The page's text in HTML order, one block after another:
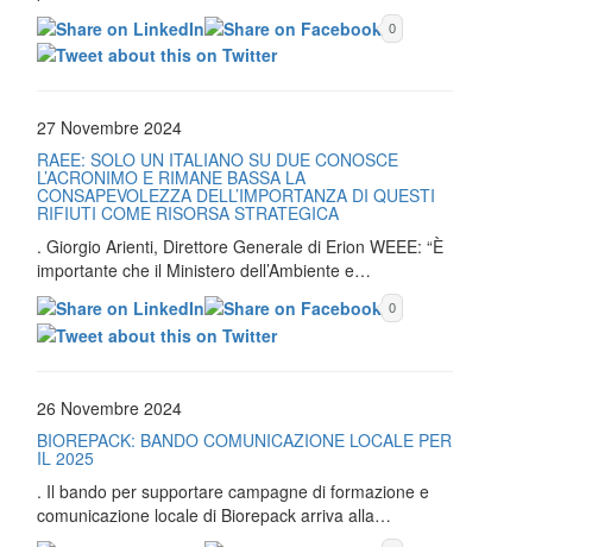
0
27 Novembre 2024
RAEE: SOLO UN ITALIANO SU DUE CONOSCE
L’ACRONIMO E RIMANE BASSA LA
CONSAPEVOLEZZA DELL’IMPORTANZA DI QUESTI
RIFIUTI COME RISORSA STRATEGICA
. Giorgio Arienti, Direttore Generale di Erion WEEE: “È
importante che il Ministero dell’Ambiente e…
0
26 Novembre 2024
BIOREPACK: BANDO COMUNICAZIONE LOCALE PER
IL 2025
. Il bando per supportare campagne di formazione e
comunicazione locale di Biorepack arriva alla…